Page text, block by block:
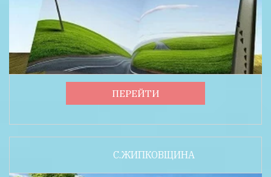
ПЕРЕЙТИ
С.ЖИПКОВЩИНА